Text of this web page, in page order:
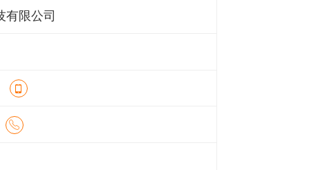
有限公司